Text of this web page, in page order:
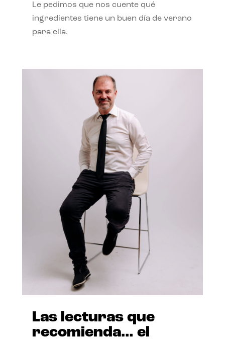
Le pedimos que nos cuente qué
ingredientes tiene un buen día de verano
para ella.
Las lecturas que
recomienda… el